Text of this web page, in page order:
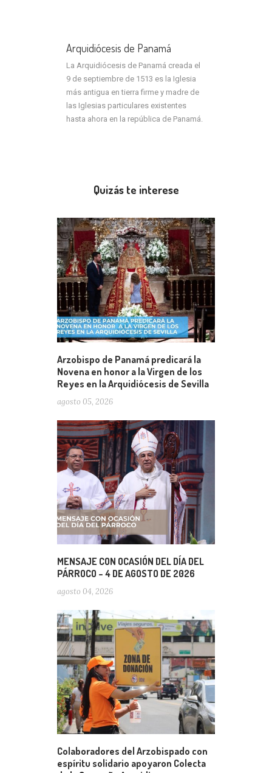
Arquidiócesis de Panamá
La Arquidiócesis de Panamá creada el
9 de septiembre de 1513 es la Iglesia
más antigua en tierra firme y madre de
las Iglesias particulares existentes
hasta ahora en la república de Panamá.
Quizás te interese
Arzobispo de Panamá predicará la
Novena en honor a la Virgen de los
Reyes en la Arquidiócesis de Sevilla
agosto 05, 2026
MENSAJE CON OCASIÓN DEL DÍA DEL
PÁRROCO – 4 DE AGOSTO DE 2026
agosto 04, 2026
Colaboradores del Arzobispado con
espíritu solidario apoyaron Colecta